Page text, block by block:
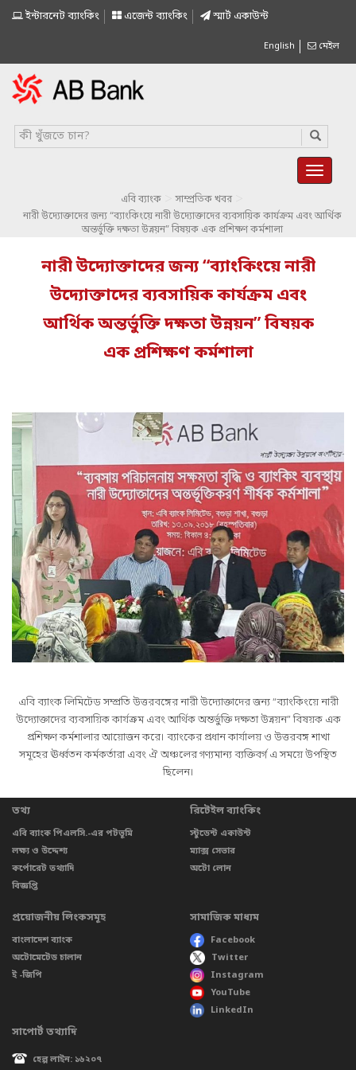
ইন্টারনেট ব্যাংকিং এজেন্ট ব্যাংকিং স্মাৰ্ট একাউন্ট
English মেইল
এবি ব্যাংক সাম্প্রতিক খবর
নারী উদ্যোক্তাদের জন্য “ব্যাংকিংয়ে নারী উদ্যোক্তাদের ব্যবসায়িক কার্যক্রম এবং আর্থিক
অন্তর্ভুক্তি দক্ষতা উন্নয়ন” বিষয়ক এক প্রশিক্ষণ কর্মশালা
নারী উদ্যোক্তাদের জন্য “ব্যাংকিংয়ে নারী
উদ্যোক্তাদের ব্যবসায়িক কার্যক্রম এবং
আর্থিক অন্তর্ভুক্তি দক্ষতা উন্নয়ন” বিষয়ক
এক প্রশিক্ষণ কর্মশালা
এবি ব্যাংক লিমিটেড সম্প্রতি উত্তরবঙ্গের নারী উদ্যোক্তাদের জন্য “ব্যাংকিংয়ে নারী
উদ্যোক্তাদের ব্যবসায়িক কার্যক্রম এবং আর্থিক অন্তর্ভুক্তি দক্ষতা উন্নয়ন” বিষয়ক এক
প্রশিক্ষণ কর্মশালার আয়োজন করে। ব্যাংকের প্রধান কার্যালয় ও উত্তরবঙ্গ শাখা
সমূহের ঊর্ধ্বতন কর্মকর্তারা এবং ঐ অঞ্চলের গণ্যমান্য ব্যক্তিবর্গ এ সময়ে উপস্থিত
ছিলেন।
তথ্য
এবি ব্যাংক পিএলসি.-এর পটভূমি
লক্ষ্য ও উদ্দেশ্য
কর্পোরেট তথ্যাদি
বিজ্ঞপ্তি
রিটেইল ব্যাংকিং
স্টুডেন্ট একাউন্ট
ম্যাক্স সেভার
অটো লোন
প্রয়োজনীয় লিংকসমূহ
বাংলাদেশ ব্যাংক
অটোমেটেড চালান
ই -জিপি
সামাজিক মাধ্যম
Facebook
Twitter
Instagram
YouTube
LinkedIn
সাপোর্ট তথ্যাদি
হেল্প লাইন: ১৬২০৭